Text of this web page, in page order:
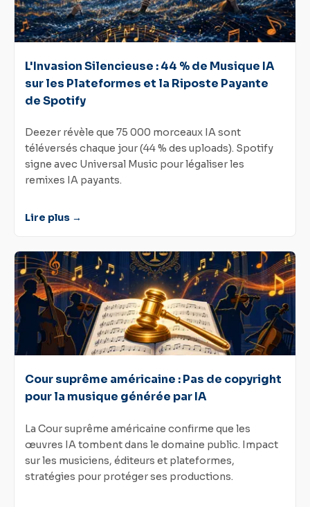
L'Invasion Silencieuse : 44 % de Musique IA
sur les Plateformes et la Riposte Payante
de Spotify
Deezer révèle que 75 000 morceaux IA sont
téléversés chaque jour (44 % des uploads). Spotify
signe avec Universal Music pour légaliser les
remixes IA payants.
Lire plus →
Cour suprême américaine : Pas de copyright
pour la musique générée par IA
La Cour suprême américaine confirme que les
œuvres IA tombent dans le domaine public. Impact
sur les musiciens, éditeurs et plateformes,
stratégies pour protéger ses productions.